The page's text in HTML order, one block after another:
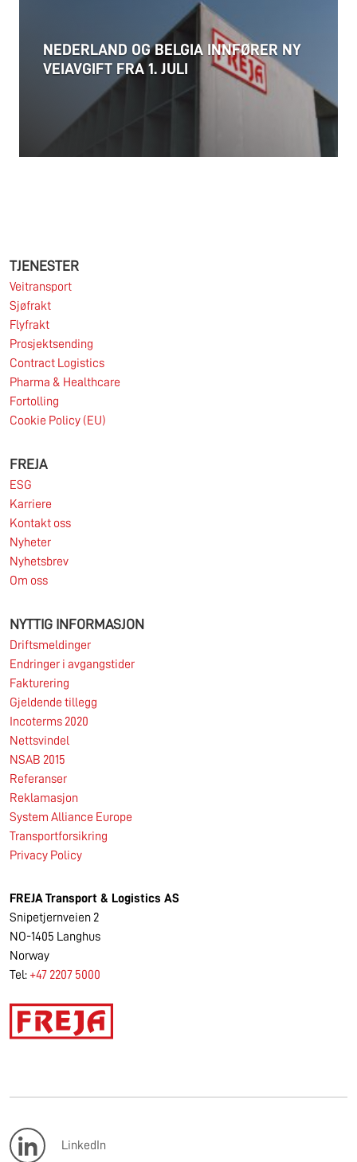
Les mer
29.05.2026
NEDERLAND OG BELGIA INNFØRER NY
VEIAVGIFT FRA 1. JULI
TJENESTER
Veitransport
Sjøfrakt
Flyfrakt
Prosjektsending
Contract Logistics
Pharma & Healthcare
Fortolling
Cookie Policy (EU)
FREJA
ESG
Karriere
Kontakt oss
Nyheter
Nyhetsbrev
Om oss
NYTTIG INFORMASJON
Driftsmeldinger
Endringer i avgangstider
Fakturering
Gjeldende tillegg
Incoterms 2020
Nettsvindel
NSAB 2015
Referanser
Reklamasjon
System Alliance Europe
Transportforsikring
Privacy Policy
FREJATransport & Logistics AS
Snipetjernveien 2
NO-1405 Langhus
Norway
Tel: +47 2207 5000
LinkedIn